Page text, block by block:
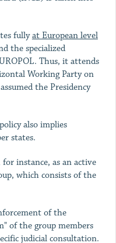
fullyat European level
the specialized
Thus, it attends
Working Party on
the Presidency
also implies
states.
instance, as an active
which consists of the
of the
of the group members
judicial consultation.